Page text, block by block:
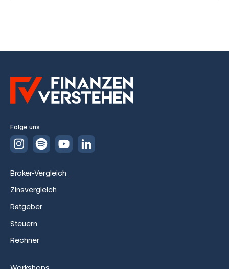
Folge uns
Broker-Vergleich
Zinsvergleich
Ratgeber
Steuern
Rechner